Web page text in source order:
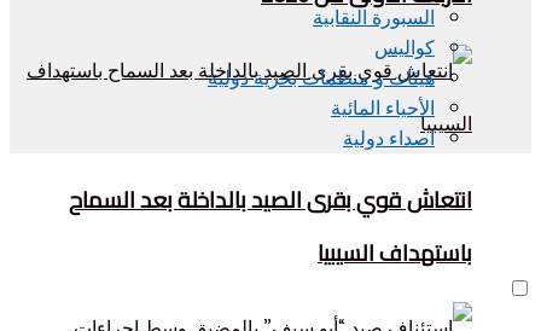
انتعاش قوي بقرى الصيد بالداخلة بعد السماح
باستهداف السيبيا
السبورة النقابية
كواليس
هيئات و منظمات بحرية دولية
الأحياء المائية
اصداء دولية